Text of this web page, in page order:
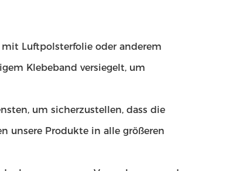
Luftpolsterfolie oder anderem
Klebeband versiegelt, um
um sicherzustellen, dass die
unsere Produkte in alle größeren